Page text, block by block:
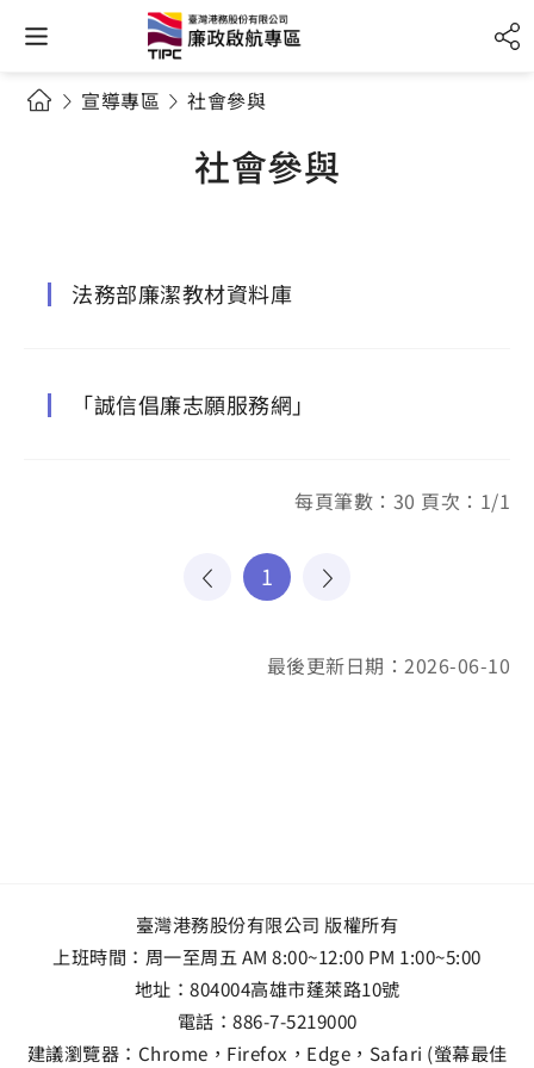
宣導專區 社會參與
社會參與
法務部廉潔教材資料庫
「誠信倡廉志願服務網」
每頁筆數：30 頁次：1/1
1
最後更新日期：2026-06-10
臺灣港務股份有限公司 版權所有
上班時間：周一至周五 AM 8:00~12:00 PM 1:00~5:00
地址： 804004高雄市蓬萊路10號
電話： 886-7-5219000
建議瀏覽器：Chrome，Firefox，Edge，Safari (螢幕最佳